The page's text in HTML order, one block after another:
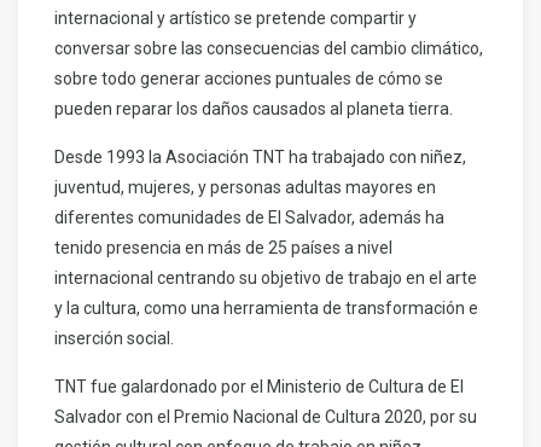
internacional y artístico se pretende compartir y
conversar sobre las consecuencias del cambio climático,
sobre todo generar acciones puntuales de cómo se
pueden reparar los daños causados al planeta tierra.
Desde 1993 la Asociación TNT ha trabajado con niñez,
juventud, mujeres, y personas adultas mayores en
diferentes comunidades de El Salvador, además ha
tenido presencia en más de 25 países a nivel
internacional centrando su objetivo de trabajo en el arte
y la cultura, como una herramienta de transformación e
inserción social.
TNT fue galardonado por el Ministerio de Cultura de El
Salvador con el Premio Nacional de Cultura 2020, por su